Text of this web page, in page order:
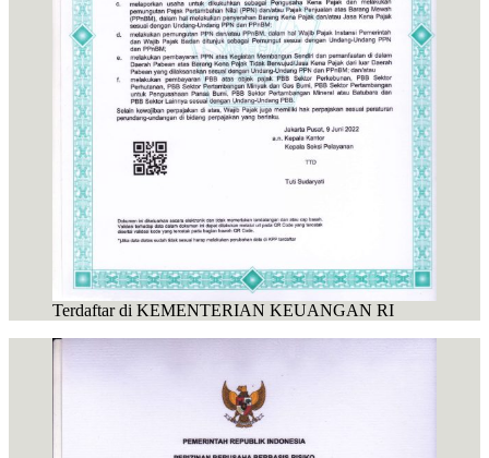
Terdaftar di KEMENTERIAN KEUANGAN RI